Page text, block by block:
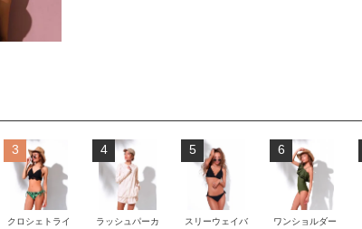
3
クロシェトライ
4
ラッシュパーカ
5
スリーウェイバ
6
ワンショルダー